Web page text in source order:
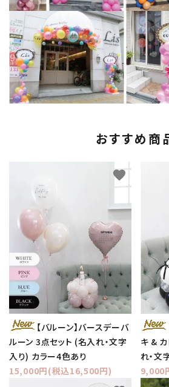
おすすめ商
【バルーン】バースデーバ
ルーン 3点セット (名入れ・文字
入り) カラー4色あり
15,000円(税込16,500円)
favorite
キ &
れ・文
9,000